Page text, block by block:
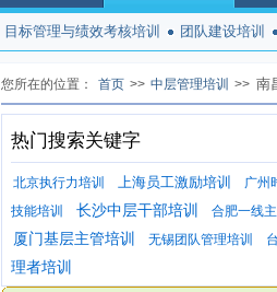
目标管理与绩效考核培训 团队建设培训
您所在的位置： 首页 >> 中层管理培训 >> 南
热门搜索关键字
北京执行力培训 上海员工激励培训 广州
技能培训
长沙中层干部培训 合肥一线
厦门基层主管培训
无锡团队管理培训
理者培训